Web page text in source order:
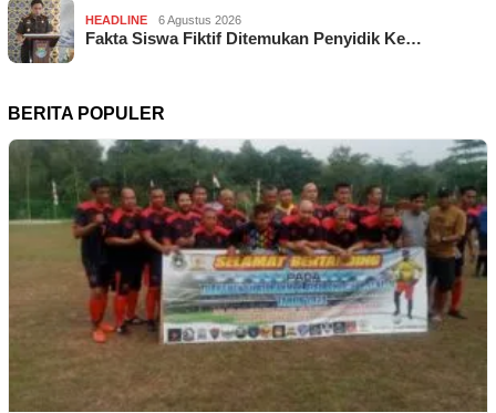
HEADLINE 6 Agustus 2026
Fakta Siswa Fiktif Ditemukan Penyidik Ke…
BERITA POPULER